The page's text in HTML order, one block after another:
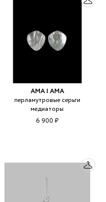
AMA | АМА
перламутровые серьги
медиаторы
6 900 ₽